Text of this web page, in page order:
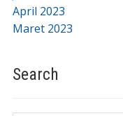
April 2023
Maret 2023
Search